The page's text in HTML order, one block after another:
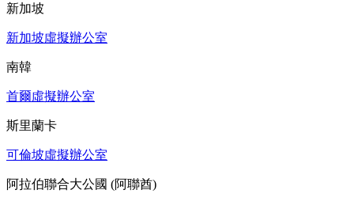
新加坡
新加坡虛擬辦公室
南韓
首爾虛擬辦公室
斯里蘭卡
可倫坡虛擬辦公室
阿拉伯聯合大公國 (阿聯酋)